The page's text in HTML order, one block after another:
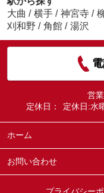
大曲 / 横手 / 神宮寺 /
刈和野 / 角館 / 湯沢
営
定休日：
定休日:水
ホーム
お問い合わせ